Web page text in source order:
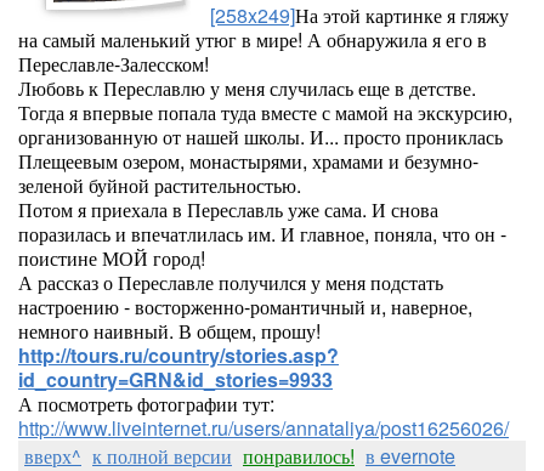
[258x249]На этой картинке я гляжу
на самый маленький утюг в мире! А обнаружила я его в
Переславле-Залесском!
Любовь к Переславлю у меня случилась еще в детстве.
Тогда я впервые попала туда вместе с мамой на экскурсию,
организованную от нашей школы. И... просто прониклась
Плещеевым озером, монастырями, храмами и безумно-
зеленой буйной растительностью.
Потом я приехала в Переславль уже сама. И снова
поразилась и впечатлилась им. И главное, поняла, что он -
поистине МОЙ город!
А рассказ о Переславле получился у меня подстать
настроению - восторженно-романтичный и, наверное,
немного наивный. В общем, прошу!
http://tours.ru/country/stories.asp?
id_country=GRN&id_stories=9933
А посмотреть фотографии тут:
http://www.liveinternet.ru/users/annataliya/post16256026/
вверх^ к полной версии понравилось! в evernote